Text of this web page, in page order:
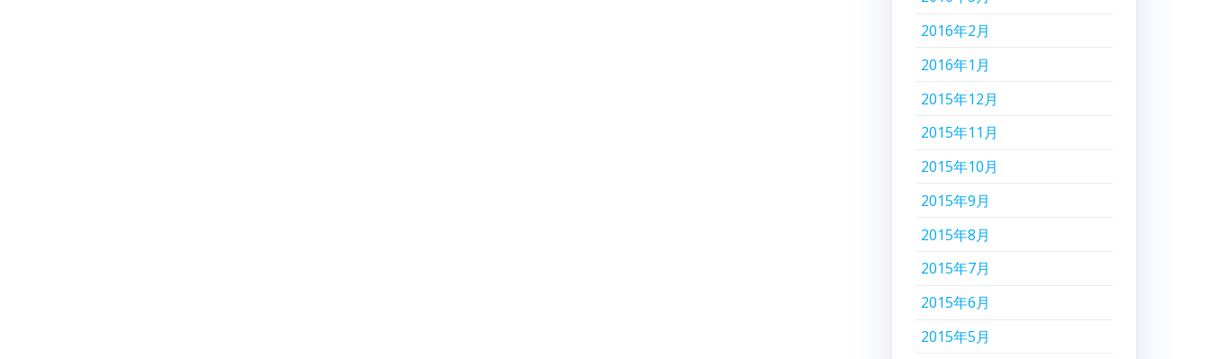
2016年2月
2016年1月
2015年12月
2015年11月
2015年10月
2015年9月
2015年8月
2015年7月
2015年6月
2015年5月